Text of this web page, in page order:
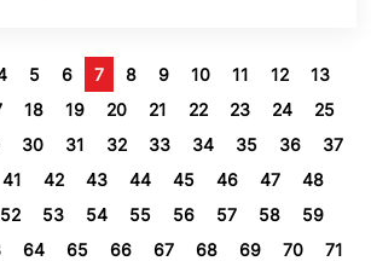
5 6 7 8 9 10 11 12
13
18 19 20 21 22 23 24
25
30 31 32 33 34 35 36
37
41 42 43 44 45 46 47
48
52 53 54 55 56 57 58
59
64 65 66 67 68 69 70
71